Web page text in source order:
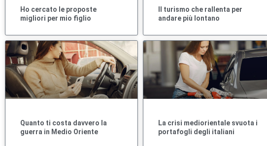
Ho cercato le proposte
migliori per mio figlio
Il turismo che rallenta per
andare più lontano
Quanto ti costa davvero la
guerra in Medio Oriente
La crisi mediorientale svuota i
portafogli degli italiani